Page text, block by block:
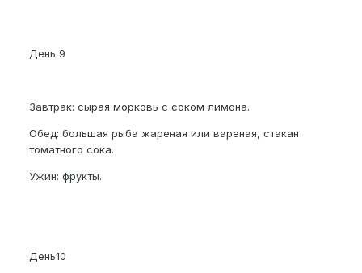
День 9
Завтрак: сырая морковь с соком лимона.
Обед: большая рыба жареная или вареная, стакан
томатного сока.
Ужин: фрукты.
День10